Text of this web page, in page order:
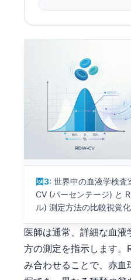
図3: 世界中の血液学検査
CV (パーセンテージ) と
ル) 測定方法の比較視覚
医師は通常、詳細な血
方の測定を指示します。
み合わせることで、赤